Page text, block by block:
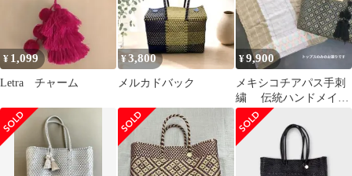
¥ 1,099
Letra チャーム
¥3,800
メルカドバック
¥9,900
メキシコチアパス手刺
繍 伝統ハンドメイ
ド 手仕事伝統織トッ
プス ブラウス